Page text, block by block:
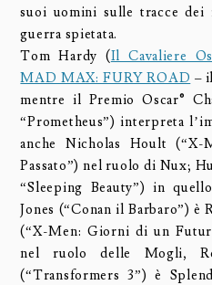
suoi uomini sulle tracce
guerra spietata.
Tom Hardy (Il Cavaliere
MAD MAX: FURY ROAD –
mentre il Premio Oscar®
“Prometheus”) interpreta
anche Nicholas Hoult
Passato”) nel ruolo di Nux;
“Sleeping Beauty”) in
Jones (“Conan il Barbaro”) è
(“X-Men: Giorni di un
nel ruolo delle Mogli,
(“Transformers 3”) è